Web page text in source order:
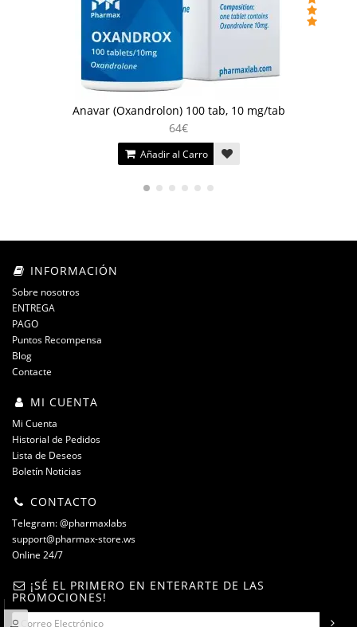
Anavar (Oxandrolon) 100 tab, 10 mg/tab
64€
Añadir al Carro
INFORMACIÓN
Sobre nosotros
ENTREGA
PAGO
Puntos Recompensa
Blog
Contacte
MI CUENTA
Mi Cuenta
Historial de Pedidos
Lista de Deseos
Boletín Noticias
CONTACTO
Telegram: @pharmaxlabs
support@pharmax-store.ws
Online 24/7
¡SÉ EL PRIMERO EN ENTERARTE DE LAS
PROMOCIONES!